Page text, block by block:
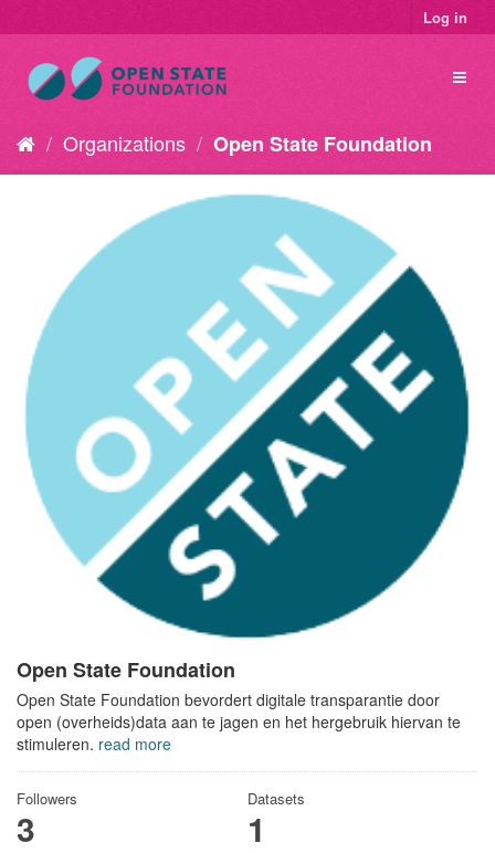
Log in
Organizations Open State Foundation
Open State Foundation
Open State Foundation bevordert digitale transparantie door
open (overheids)data aan te jagen en het hergebruik hiervan te
stimuleren. read more
Followers
3
Datasets
1